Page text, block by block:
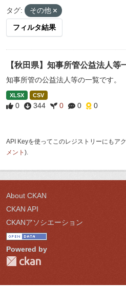
タグ: その他
フィルタ結果
【秋田県】知事所管公益法人等
知事所管の公益法人等の一覧です。
XLSX CSV
0 344 0 0 0
API Keyを使ってこのレジストリーにもア
メント ).
About CKAN
CKAN API
CKANアソシエーション
Powered by